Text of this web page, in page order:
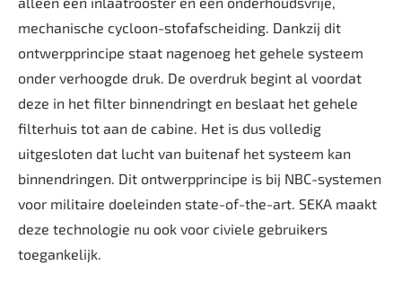
mechanische cycloon-stofafscheiding. Dankzij dit
ontwerpprincipe staat nagenoeg het gehele systeem
onder verhoogde druk. De overdruk begint al voordat
deze in het filter binnendringt en beslaat het gehele
filterhuis tot aan de cabine. Het is dus volledig
uitgesloten dat lucht van buitenaf het systeem kan
binnendringen. Dit ontwerpprincipe is bij NBC-systemen
voor militaire doeleinden state-of-the-art. SEKA maakt
deze technologie nu ook voor civiele gebruikers
toegankelijk.